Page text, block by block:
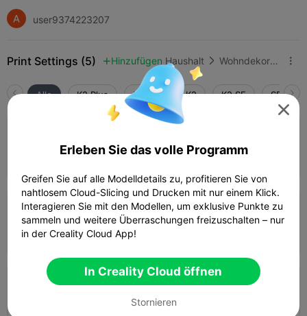
user9374223207
Print Settings (5)  Hinzufügen Haushalt  Wohndekoration & Ornamente 
Alle K2 Plus K2 Pro K2 K2 SE SPARKX
walls, 15% infill
 37m 23s  1 plates  27.66g
READY TO PRINT: Taller Version (150%) &
Water Tight 4 Shells
 01h 24m
0.2mm layer, 2 walls, 10% infill
01h 47m 

Erleben Sie das volle Programm
Greifen Sie auf alle Modelldetails zu, profitieren Sie von
nahtlosem Cloud-Slicing und Drucken mit nur einem Klick.
Interagieren Sie mit den Modellen, um exklusive Punkte zu
sammeln und weitere Überraschungen freizuschalten – nur
in der Creality Cloud App!
In Creality Cloud öffnen
Stornieren